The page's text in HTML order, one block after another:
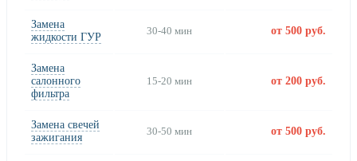
Замена
жидкости ГУР
30-40 мин от 500 руб.
Замена
салонного
фильтра
15-20 мин от 200 руб.
Замена свечей
зажигания
30-50 мин от 500 руб.